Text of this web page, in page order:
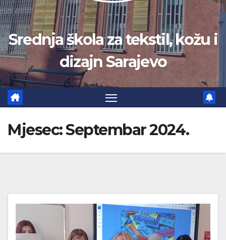
Srednja škola za tekstil, kožu i
dizajn Sarajevo
Mjesec:Septembar 2024.